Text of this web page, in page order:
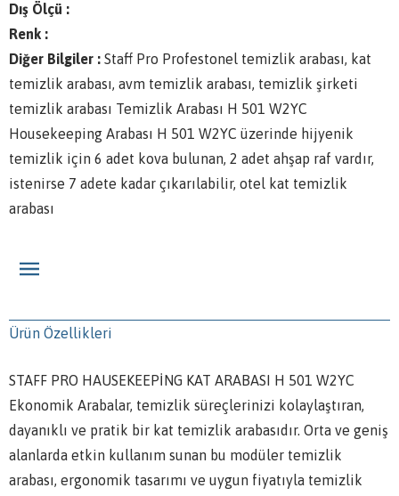
Dış Ölçü :
Renk :
Diğer Bilgiler : Staff Pro Profestonel temizlik arabası, kat
temizlik arabası, avm temizlik arabası, temizlik şirketi
temizlik arabası Temizlik Arabası H 501 W2YC
Housekeeping Arabası H 501 W2YC üzerinde hijyenik
temizlik için 6 adet kova bulunan, 2 adet ahşap raf vardır,
istenirse 7 adete kadar çıkarılabilir, otel kat temizlik
arabası
Ürün Özellikleri
STAFF PRO HAUSEKEEPİNG KAT ARABASI H 501 W2YC
Ekonomik Arabalar, temizlik süreçlerinizi kolaylaştıran,
dayanıklı ve pratik bir kat temizlik arabasıdır. Orta ve geniş
alanlarda etkin kullanım sunan bu modüler temizlik
arabası, ergonomik tasarımı ve uygun fiyatıyla temizlik